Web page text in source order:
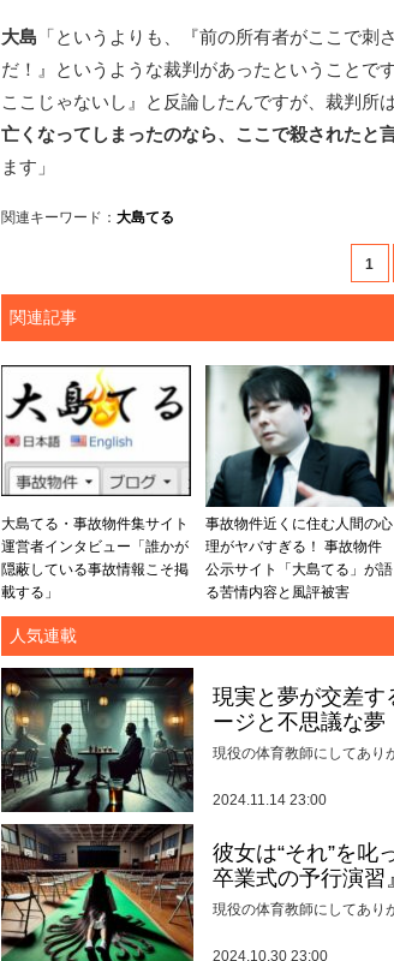
大島 「というよりも、『前の所有者がここで
だ！』というような裁判があったということで
ここじゃないし』と反論したんですが、裁判所
亡くなってしまったのなら、ここで殺されたと
ます」
関連キーワード： 大島てる
1
関連記事
大島てる・事故物件集サイト
運営者インタビュー「誰かが
隠蔽している事故情報こそ掲
載する」
事故物件近くに住む人間の心
理がヤバすぎる！ 事故物件
公示サイト「大島てる」が語
る苦情内容と風評被害
人気連載
現実と夢が交差
ージと不思議な夢
現役の体育教師にしてあり
2024.11.14 23:00
彼女は“それ”を
卒業式の予行演習』
現役の体育教師にしてあり
2024.10.30 23:00